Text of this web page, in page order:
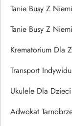
Tanie Busy Z
Tanie Busy Z
Krematorium Dla
Transport
Ukulele Dla Dzieci
Adwokat